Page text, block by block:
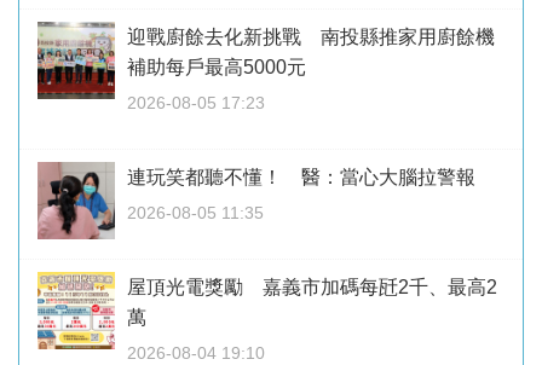
迎戰廚餘去化新挑戰 南投縣推家用廚餘機
補助每戶最高5000元
2026-08-05 17:23
連玩笑都聽不懂！ 醫：當心大腦拉警報
2026-08-05 11:35
屋頂光電獎勵 嘉義市加碼每瓩2千、最高2
萬
2026-08-04 19:10